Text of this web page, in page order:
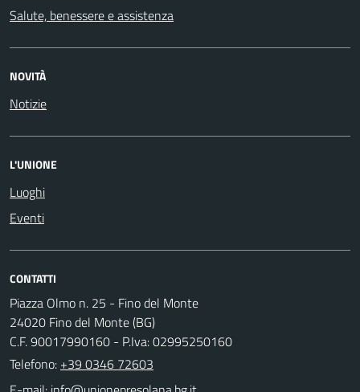
Salute, benessere e assistenza
NOVITÀ
Notizie
L'UNIONE
Luoghi
Eventi
CONTATTI
Piazza Olmo n. 25 - Fino del Monte
24020 Fino del Monte (BG)
C.F. 90017990160 - P.Iva: 02995250160
Telefono: +39 0346 72603